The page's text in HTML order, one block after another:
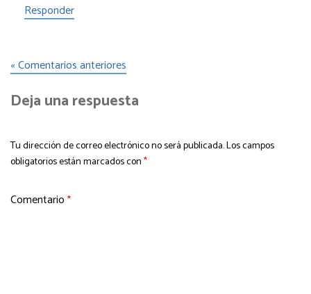
Responder
« Comentarios anteriores
Deja una respuesta
Tu dirección de correo electrónico no será publicada.Los campos
obligatorios están marcados con*
Comentario *